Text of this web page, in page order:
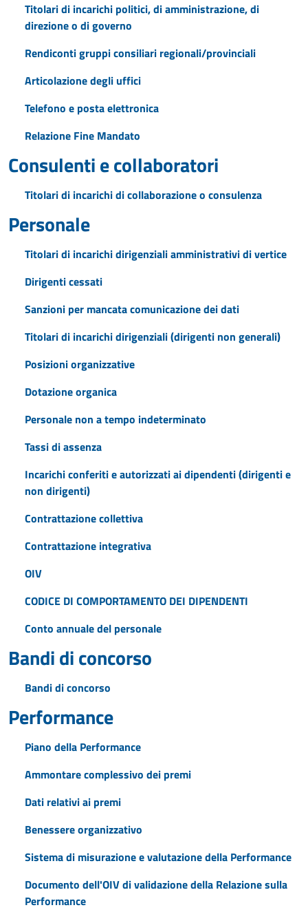
Titolari di incarichi politici, di amministrazione, di
direzione o di governo
Rendiconti gruppi consiliari regionali/provinciali
Articolazione degli uffici
Telefono e posta elettronica
Relazione Fine Mandato
Consulenti e collaboratori
Titolari di incarichi di collaborazione o consulenza
Personale
Titolari di incarichi dirigenziali amministrativi di vertice
Dirigenti cessati
Sanzioni per mancata comunicazione dei dati
Titolari di incarichi dirigenziali (dirigenti non generali)
Posizioni organizzative
Dotazione organica
Personale non a tempo indeterminato
Tassi di assenza
Incarichi conferiti e autorizzati ai dipendenti (dirigenti e
non dirigenti)
Contrattazione collettiva
Contrattazione integrativa
OIV
CODICE DI COMPORTAMENTO DEI DIPENDENTI
Conto annuale del personale
Bandi di concorso
Bandi di concorso
Performance
Piano della Performance
Ammontare complessivo dei premi
Dati relativi ai premi
Benessere organizzativo
Sistema di misurazione e valutazione della Performance
Documento dell'OIV di validazione della Relazione sulla
Performance